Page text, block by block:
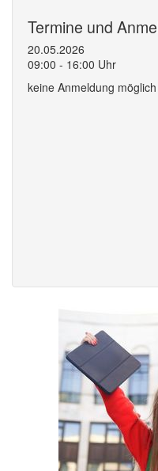
Termine und
20.05.2026
09:00 - 16:00 Uhr
keine Anmeldung möglich